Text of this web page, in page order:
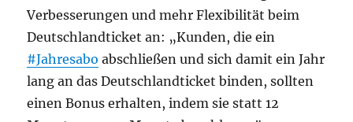
Verbesserungen und mehr Flexibilität beim
Deutschlandticket an: „Kunden, die ein
#Jahresabo abschließen und sich damit ein Jahr
lang an das Deutschlandticket binden, sollten
einen Bonus erhalten, indem sie statt 12